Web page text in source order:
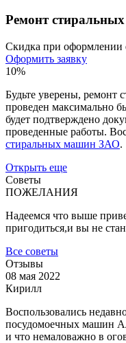
Ремонт
Скидка при оформлении
Оформить заявку
10%
Будьте уверены, ремонт
проведен максимально
будет подтверждено
проведенные работы.
стиральных машин ЗАО.
Открыть еще
Советы
ПОЖЕЛАНИЯ
Надеемся что выше
пригодиться,и вы не
Все советы
Отзывы
08 мая 2022
Кирилл
Воспользовались
посудомоечных машин
и что немаловажно в